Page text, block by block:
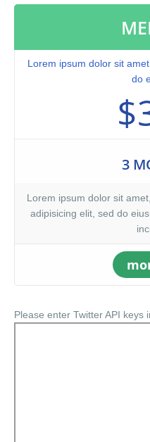
Lorem ipsum dolor sit
do
3
Lorem ipsum dolor sit
adipisicing elit, sed do
Please enter Twitter API keys